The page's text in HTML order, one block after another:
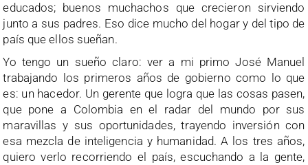
educados; buenos muchachos que crecieron sirviendo
junto a sus padres. Eso dice mucho del hogar y del tipo de
país que ellos sueñan.
Yo tengo un sueño claro: ver a mi primo José Manuel
trabajando los primeros años de gobierno como lo que
es: un hacedor. Un gerente que logra que las cosas pasen,
que pone a Colombia en el radar del mundo por sus
maravillas y sus oportunidades, trayendo inversión con
esa mezcla de inteligencia y humanidad. A los tres años,
quiero verlo recorriendo el país, escuchando a la gente,